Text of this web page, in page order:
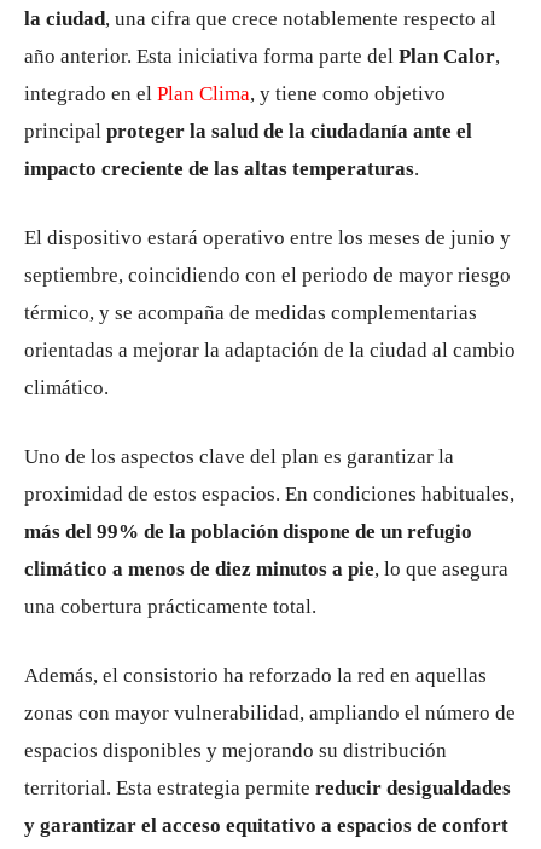
la ciudad, una cifra que crece notablemente respecto al
año anterior. Esta iniciativa forma parte del Plan Calor,
integrado en el Plan Clima, y tiene como objetivo
principal proteger la salud de la ciudadanía ante el
impacto creciente de las altas temperaturas.
El dispositivo estará operativo entre los meses de junio y
septiembre, coincidiendo con el periodo de mayor riesgo
térmico, y se acompaña de medidas complementarias
orientadas a mejorar la adaptación de la ciudad al cambio
climático.
Uno de los aspectos clave del plan es garantizar la
proximidad de estos espacios. En condiciones habituales,
más del 99% de la población dispone de un refugio
climático a menos de diez minutos a pie, lo que asegura
una cobertura prácticamente total.
Además, el consistorio ha reforzado la red en aquellas
zonas con mayor vulnerabilidad, ampliando el número de
espacios disponibles y mejorando su distribución
territorial. Esta estrategia permite reducir desigualdades
y garantizar el acceso equitativo a espacios de confort